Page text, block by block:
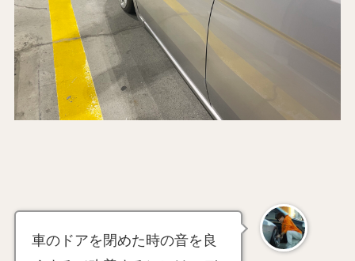
車のドアを閉めた時の音を良